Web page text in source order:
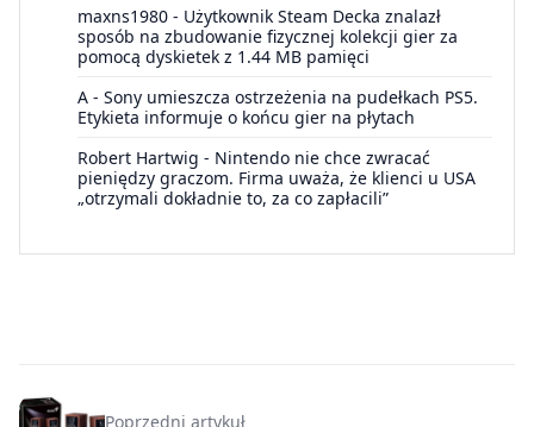
maxns1980 - Użytkownik Steam Decka znalazł
sposób na zbudowanie fizycznej kolekcji gier za
pomocą dyskietek z 1.44 MB pamięci
A - Sony umieszcza ostrzeżenia na pudełkach PS5.
Etykieta informuje o końcu gier na płytach
Robert Hartwig - Nintendo nie chce zwracać
pieniędzy graczom. Firma uważa, że klienci u USA
„otrzymali dokładnie to, za co zapłacili”
Poprzedni artykuł